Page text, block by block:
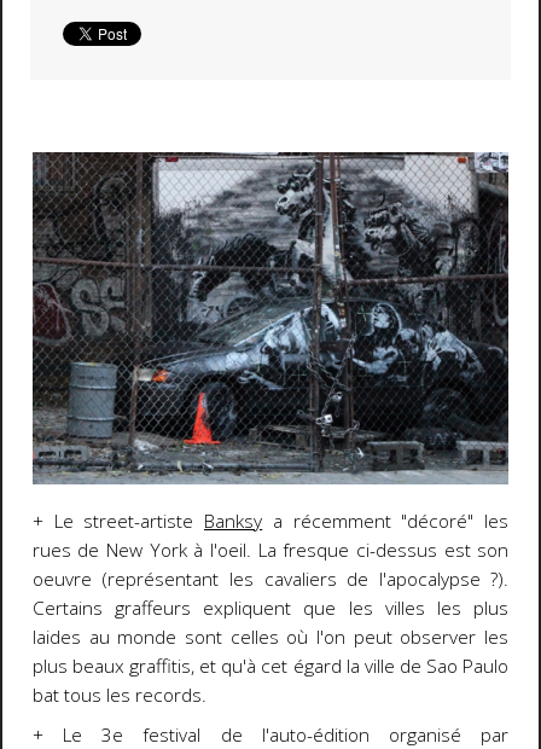
+ Le street-artiste Banksy a récemment "décoré" les
rues de New York à l'oeil. La fresque ci-dessus est son
oeuvre (représentant les cavaliers de l'apocalypse ?).
Certains graffeurs expliquent que les villes les plus
laides au monde sont celles où l'on peut observer les
plus beaux graffitis, et qu'à cet égard la ville de Sao Paulo
bat tous les records.
+ Le 3e festival de l'auto-édition organisé par